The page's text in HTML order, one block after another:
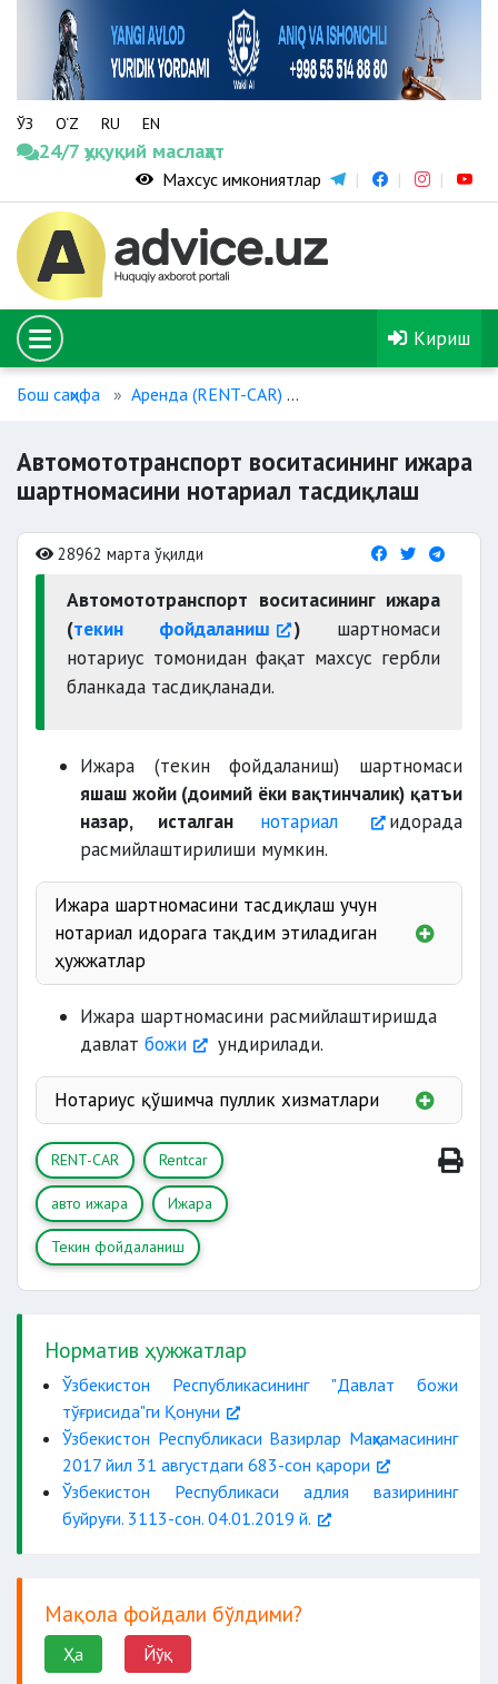
ЎЗ O‘Z RU EN
24/7 ҳуқуқий маслаҳат
Махсус имкониятлар
Кириш
Бош саҳифа Аренда (RENT-CAR)
Автомототранспорт воситасининг ижара
шартномасини нотариал тасдиқлаш
28962 марта ўқилди
Автомототранспорт воситасининг ижара
(текин фойдаланиш ) шартномаси
нотариус томонидан фақат махсус гербли
бланкада тасдиқланади.
Ижара (текин фойдаланиш) шартномаси
яшаш жойи (доимий ёки вақтинчалик) қатъи
назар, исталган
нотариал
идорада
расмийлаштирилиши мумкин.
Ижара шартномасини тасдиқлаш учун
нотариал идорага тақдим этиладиган
ҳужжатлар
рўйхатдан ўтказилганлиги ҳақидаги
гувоҳнома (техпаспорт);
хотиннинг умумий биргаликдаги мулки
гаровга олувчининг розилиги
Ижара шартномасини расмийлаштиришда
давлат божи ундирилади.
Нотариус қўшимча пуллик хизматлари
Герб йиғими
Тақиқ
Тушунтириш;
Шартнома
RENT-CAR Rentcar
авто ижара Ижара
Текин фойдаланиш
Норматив ҳужжатлар
Ўзбекистон Республикасининг "Давлат божи
тўғрисида"ги Қонуни
Ўзбекистон Республикаси Вазирлар Маҳкамасининг
2017 йил 31 августдаги 683-сон қарори
Ўзбекистон Республикаси адлия вазирининг
буйруғи. 3113-сон. 04.01.2019 й.
Мақола фойдали бўлдими?
Ҳа Йўқ